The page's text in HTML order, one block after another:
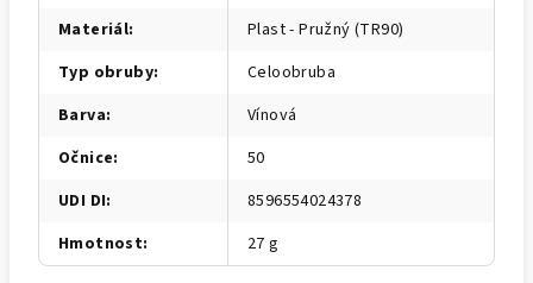
Materiál:
Plast - Pružný (TR90)
Typ obruby:
Celoobruba
Barva:
Vínová
Očnice:
50
UDI DI:
8596554024378
Hmotnost: 27 g